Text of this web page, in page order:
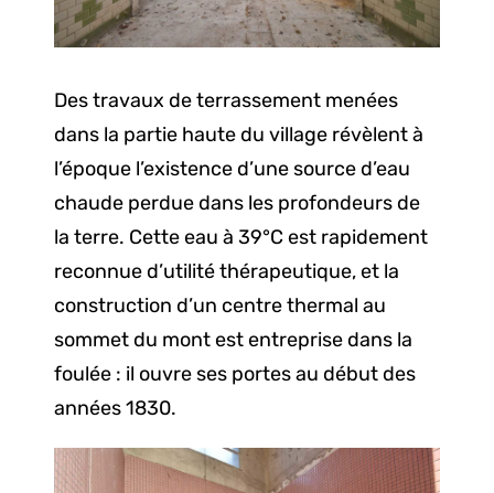
Des travaux de terrassement menées
dans la partie haute du village révèlent à
l’époque l’existence d’une source d’eau
chaude perdue dans les profondeurs de
la terre. Cette eau à 39°C est rapidement
reconnue d’utilité thérapeutique, et la
construction d’un centre thermal au
sommet du mont est entreprise dans la
foulée : il ouvre ses portes au début des
années 1830.